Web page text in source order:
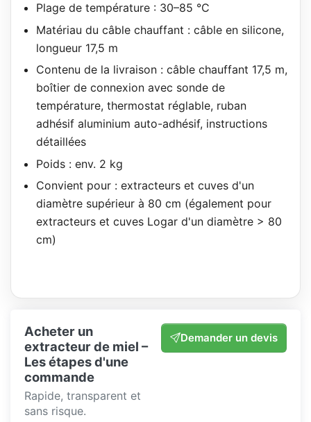
Plage de température : 30–85 °C
Matériau du câble chauffant : câble en silicone,
longueur 17,5 m
Contenu de la livraison : câble chauffant 17,5 m,
boîtier de connexion avec sonde de
température, thermostat réglable, ruban
adhésif aluminium auto-adhésif, instructions
détaillées
Poids : env. 2 kg
Convient pour : extracteurs et cuves d'un
diamètre supérieur à 80 cm (également pour
extracteurs et cuves Logar d'un diamètre > 80
cm)
Acheter un
extracteur de miel –
Les étapes d'une
commande
Rapide, transparent et
sans risque.
Demander un devis